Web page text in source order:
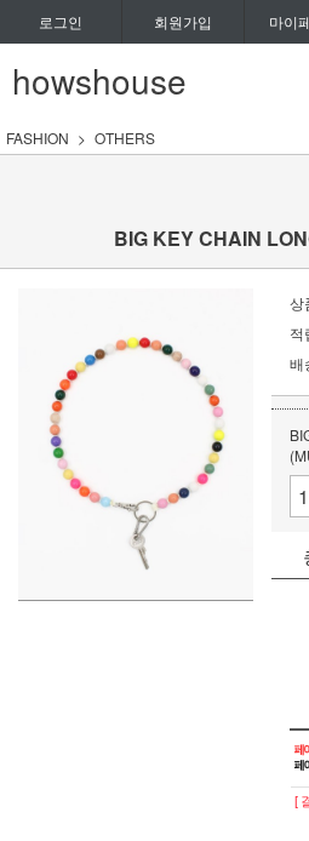
로그인 회원가입 마이
howshouse
FASHION OTHERS
BIG KEY CHAIN
상
적
배
[